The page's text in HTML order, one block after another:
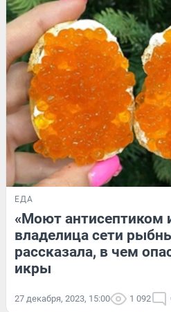
ЕДА
«Моют антисептиком
владелица сети
рассказала, в чем
икры
27 декабря, 2023, 15:00 1 092